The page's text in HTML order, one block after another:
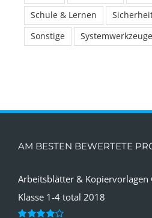
Schule & Lernen
Sonstige
Systemwerkzeuge
AM BESTEN BEWERTETE
Arbeitsblätter & Kopiervorlagen
Klasse 1-4 total 2018